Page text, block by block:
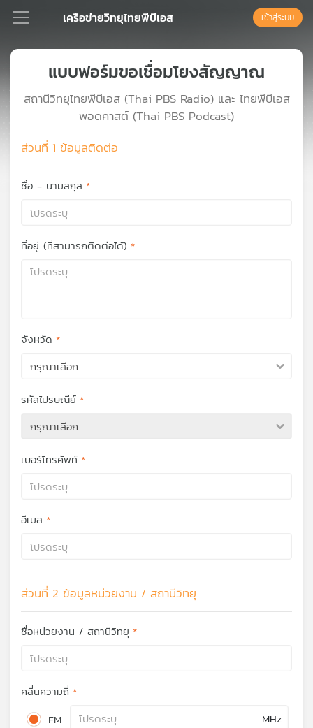
Podcast
แนะนำ
เพล
เพลง
บทความ
เรา
ไทย
เข้าสู่ระบบ
เครือข่ายวิทยุไทยพีบีเอส
แบบฟอร์มขอเชื่อมโยงสัญญาณ
สถานีวิทยุไทยพีบีเอส (Thai PBS Radio) และ ไทยพีบีเอส
พอดคาสต์ (Thai PBS Podcast)
ส่วนที่ 1 ข้อมูลติดต่อ
ชื่อ - นามสกุล
ที่อยู่ (ที่สามารถติดต่อได้)
จังหวัด
กรุณาเลือก
รหัสไปรษณีย์
กรุณาเลือก
เบอร์โทรศัพท์
อีเมล
ส่วนที่ 2 ข้อมูลหน่วยงาน / สถานีวิทยุ
ชื่อหน่วยงาน / สถานีวิทยุ
คลื่นความถี่
FM